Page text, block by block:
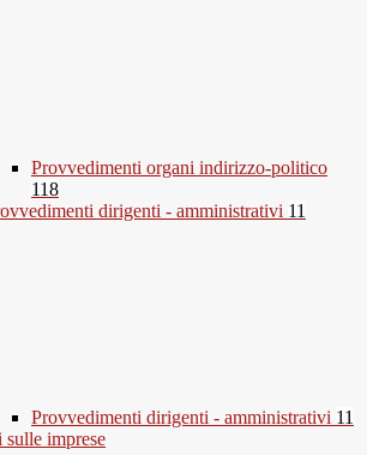
Provvedimenti organi indirizzo-politico
118
dirigenti - amministrativi 11
Provvedimenti dirigenti - amministrativi 11
imprese